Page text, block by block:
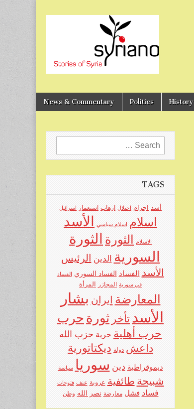
syriano History
Politics
News & Commentary
Search
for:
TAGS
أسد اجرام احتلال ارهاب استعمار اسرائيل
اسلام اسلام سياسي الأسد
الاسلام الثورة الثورة
السورية
الدين
الرئيس
الأسد
الفساد الفساد السوري الفساد
في سورية
المجازر المرأة
المعارضة ايران بشار
الأسد تأخر ثورة حرب
حرب أهلية حرية حزب الله
داعش دولة ديكتاتورية
ديموقراطية دين سوريا سياسة
شبيحة طائفية عروبة عنف فتوحات
فساد فشل معارضة نصر الله وطن